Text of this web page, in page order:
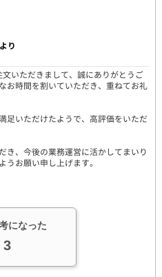
り
文いただきまして、誠にありがとうご
お時間を割いていただき、重ねてお礼
足いただけたようで、高評価をいただ
き、今後の業務運営に活かしてまいり
うお願い申し上げます。
になった
3